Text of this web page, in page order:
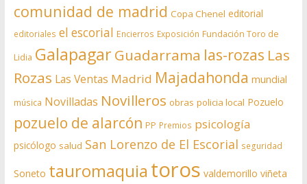
comunidad de madrid Copa Chenel editorial
editoriales el escorial Encierros Exposición Fundación Toro de
Lidia Galapagar Guadarrama las-rozas Las
Rozas Las Ventas Madrid Majadahonda mundial
música Novilladas Novilleros obras policia local Pozuelo
pozuelo de alarcón PP Premios psicología
psicólogo salud San Lorenzo de El Escorial seguridad
Soneto tauromaquia toros valdemorillo viñeta